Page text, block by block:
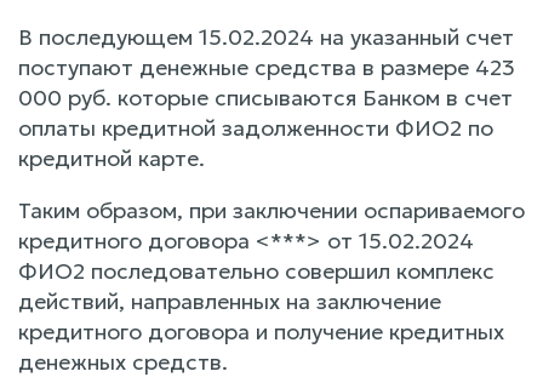
В последующем 15.02.2024 на указанный счет
поступают денежные средства в размере 423
000 руб. которые списываются Банком в счет
оплаты кредитной задолженности ФИО2 по
кредитной карте.
Таким образом, при заключении оспариваемого
кредитного договора <***> от 15.02.2024
ФИО2 последовательно совершил комплекс
действий, направленных на заключение
кредитного договора и получение кредитных
денежных средств.